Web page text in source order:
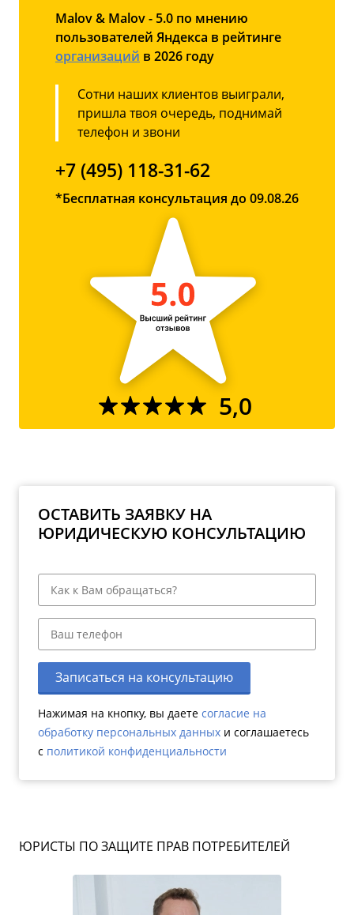
Malov & Malov - 5.0 по мнению
пользователей Яндекса в рейтинге
организаций в 2026 году
Сотни наших клиентов выиграли,
пришла твоя очередь, поднимай
телефон и звони
+7 (495) 118-31-62
*Бесплатная консультация до 09.08.26
5,0
ОСТАВИТЬ ЗАЯВКУ НА
ЮРИДИЧЕСКУЮ КОНСУЛЬТАЦИЮ
Записаться на консультацию
Нажимая на кнопку, вы даете согласие на
обработку персональных данных и соглашаетесь
c политикой конфиденциальности
ЮРИСТЫ ПО ЗАЩИТЕ ПРАВ ПОТРЕБИТЕЛЕЙ